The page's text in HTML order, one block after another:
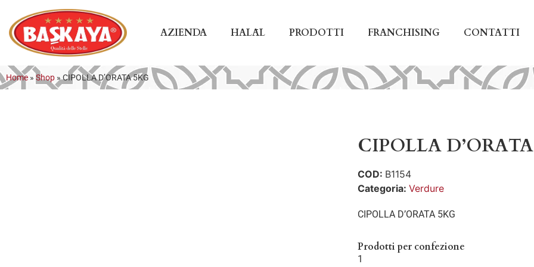
AZIENDA HALĀL PRODOTTI FRANCHISING CONTATTI
Home » Shop »CIPOLLA D’ORATA 5KG
CIPOLLA
COD: B1154
Categoria: Verdure
CIPOLLA D’ORATA 5KG
Prodotti per confezione
1